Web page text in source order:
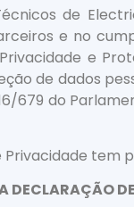
de
e no
e
de dados
679 do
tem
DECLARAÇÃO